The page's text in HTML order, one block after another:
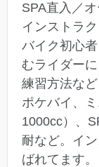
SPA直入／
インストラ
バイク初心
むライダー
練習方法な
ポケバイ、
1000cc）、
耐など。イ
ばれてます。